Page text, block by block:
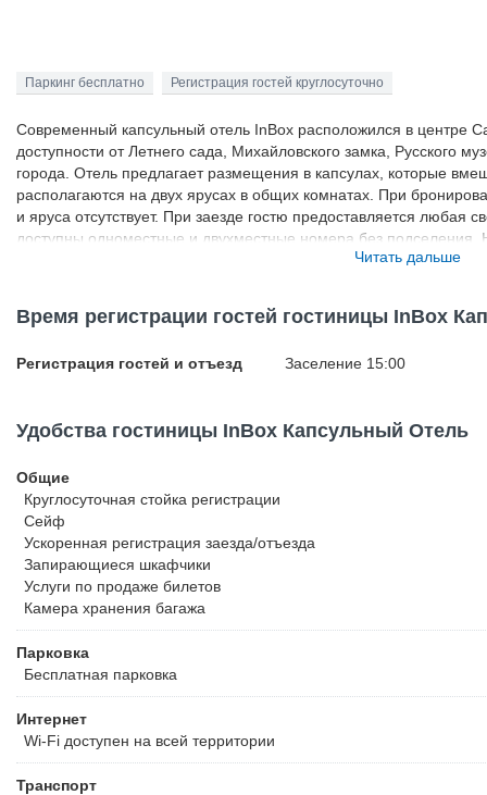
Паркинг бесплатно Регистрация гостей круглосуточно
Современный капсульный отель InBox расположился в центре
доступности от Летнего сада, Михайловского замка, Русского
города. Отель предлагает размещения в капсулах, которые
располагаются на двух ярусах в общих комнатах. При
и яруса отсутствует. При заезде гостю предоставляется любая
доступны одноместные и двухместные номера без
кухня с микроволновой печью, холодильником и тостером.
Поблизости можно найти множество антикварных бутиков, кафе,
возможно только в двухместном номере DoubleBox в
Читать дальше
Время регистрации гостей гостиницы InBox
Регистрация гостей и отъезд Заселение 15:00
Удобства гостиницы InBox Капсульный Отель
Общие
Круглосуточная стойка регистрации
Сейф
Ускоренная регистрация заезда/отъезда
Запирающиеся шкафчики
Услуги по продаже билетов
Камера хранения багажа
Парковка
Бесплатная парковка
Интернет
Wi-Fi доступен на всей территории
Транспорт